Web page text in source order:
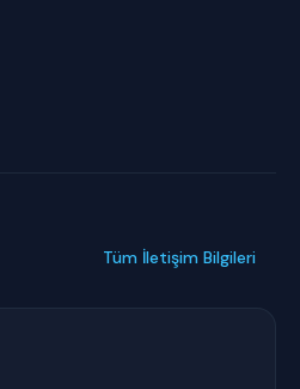
Tüm İletişim Bilgileri